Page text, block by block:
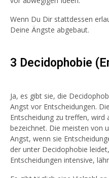
Wenn Du Dir stattdessen
Deine Ängste abgebaut.
3 Decidophobie
Ja, es gibt sie, die
Angst vor Entscheidungen.
Entscheidung zu treffen, wird
bezeichnet. Die meisten von
Angst, wenn sie
der unter Decidophobie
Entscheidungen intensive,